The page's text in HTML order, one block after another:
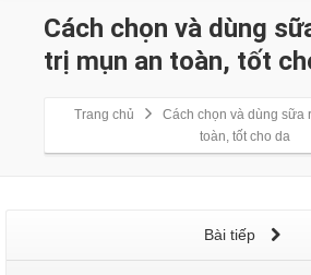
Cách chọn và dùng
trị mụn an toàn, tốt
Trang chủ
Cách chọn và dùng sữa
toàn, tốt cho da
Bài tiếp